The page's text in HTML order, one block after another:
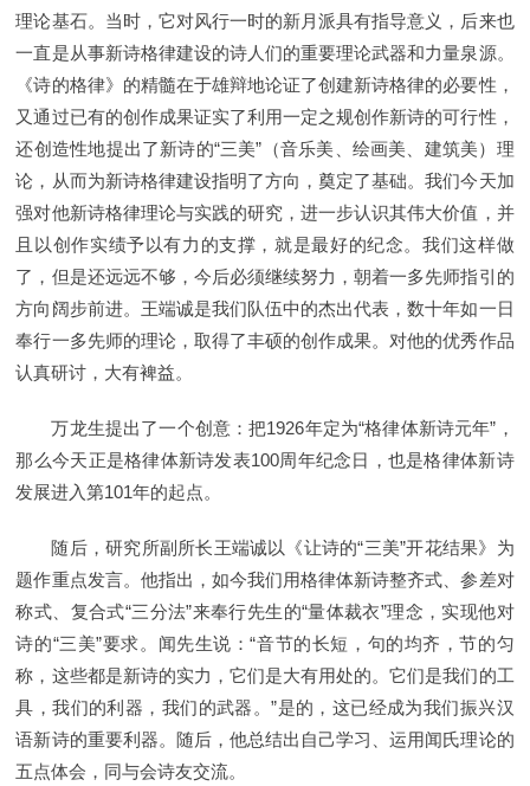
理论基石。当时，它对风行一时的新月派具有指导意义，后来也
一直是从事新诗格律建设的诗人们的重要理论武器和力量泉源。
《诗的格律》的精髓在于雄辩地论证了创建新诗格律的必要性，
又通过已有的创作成果证实了利用一定之规创作新诗的可行性，
还创造性地提出了新诗的“三美”（音乐美、绘画美、建筑美）理
论，从而为新诗格律建设指明了方向，奠定了基础。我们今天加
强对他新诗格律理论与实践的研究，进一步认识其伟大价值，并
且以创作实绩予以有力的支撑，就是最好的纪念。我们这样做
了，但是还远远不够，今后必须继续努力，朝着一多先师指引的
方向阔步前进。王端诚是我们队伍中的杰出代表，数十年如一日
奉行一多先师的理论，取得了丰硕的创作成果。对他的优秀作品
认真研讨，大有裨益。
万龙生提出了一个创意：把1926年定为“格律体新诗元年”，
那么今天正是格律体新诗发表100周年纪念日，也是格律体新诗
发展进入第101年的起点。
随后，研究所副所长王端诚以《让诗的“三美”开花结果》为
题作重点发言。他指出，如今我们用格律体新诗整齐式、参差对
称式、复合式“三分法”来奉行先生的“量体裁衣”理念，实现他对
诗的“三美”要求。闻先生说：“音节的长短，句的均齐，节的匀
称，这些都是新诗的实力，它们是大有用处的。它们是我们的工
具，我们的利器，我们的武器。”是的，这已经成为我们振兴汉
语新诗的重要利器。随后，他总结出自己学习、运用闻氏理论的
五点体会，同与会诗友交流。